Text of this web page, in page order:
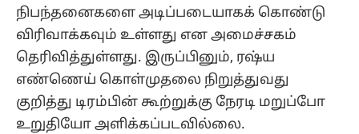
நிபந்தனைகளை அடிப்படையாகக் கொண்டு
விரிவாக்கவும் உள்ளது என அமைச்சகம்
தெரிவித்துள்ளது. இருப்பினும், ரஷ்ய
எண்ணெய் கொள்முதலை நிறுத்துவது
குறித்து டிரம்பின் கூற்றுக்கு நேரடி மறுப்போ
உறுதியோ அளிக்கப்படவில்லை.